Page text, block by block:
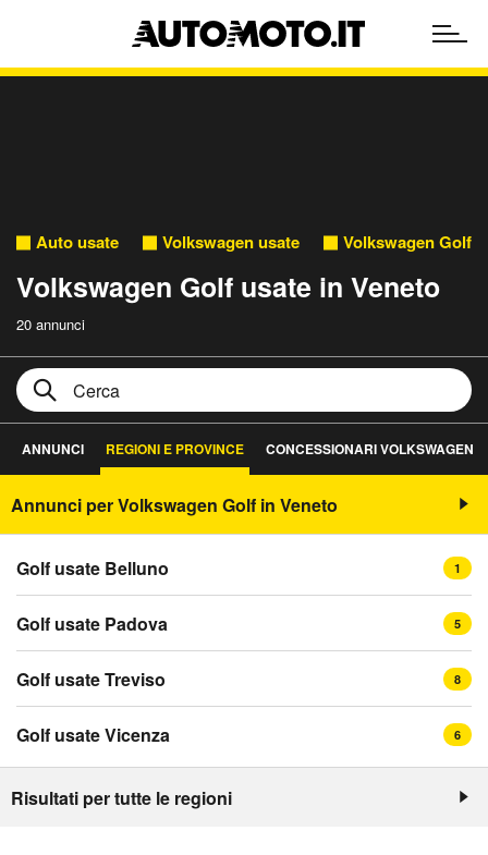
Auto usate Volkswagen usate Volkswagen Golf
Volkswagen Golf usate in Veneto
20 annunci
ANNUNCI REGIONI E PROVINCE CONCESSIONARI VOLKSWAGEN
Annunci per Volkswagen Golf in Veneto
Golf usate Belluno 1
Golf usate Padova 5
Golf usate Treviso 8
Golf usate Vicenza 6
Risultati per tutte le regioni